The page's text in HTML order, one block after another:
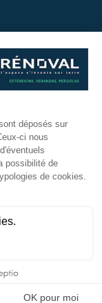
| 26-27 Juin